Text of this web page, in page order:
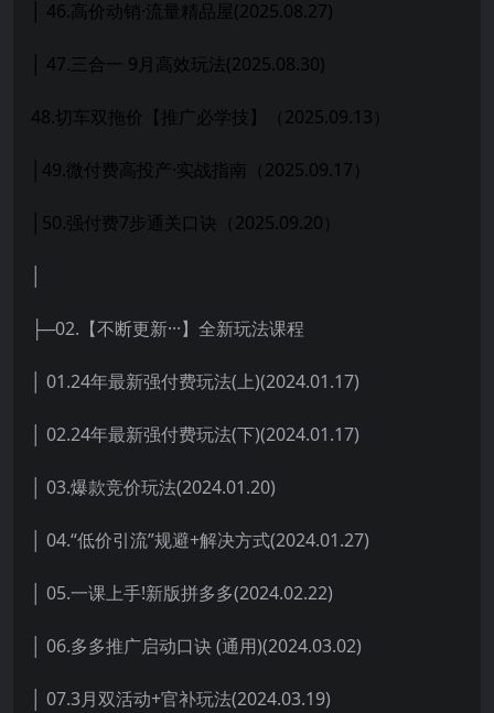
│ 46.高价动销·流量精品屋(2025.08.27)
│ 47.三合一 9月高效玩法(2025.08.30)
48.切车双拖价【推广必学技】（2025.09.13）
│49.微付费高投产·实战指南（2025.09.17）
│50.强付费7步通关口诀（2025.09.20）
├─02.【不断更新···】全新玩法课程
│ 01.24年最新强付费玩法(上)(2024.01.17)
│ 02.24年最新强付费玩法(下)(2024.01.17)
│ 03.爆款竞价玩法(2024.01.20)
│ 04.“低价引流”规避+解决方式(2024.01.27)
│ 05.一课上手!新版拼多多(2024.02.22)
│ 06.多多推广启动口诀 (通用)(2024.03.02)
│ 07.3月双活动+官补玩法(2024.03.19)